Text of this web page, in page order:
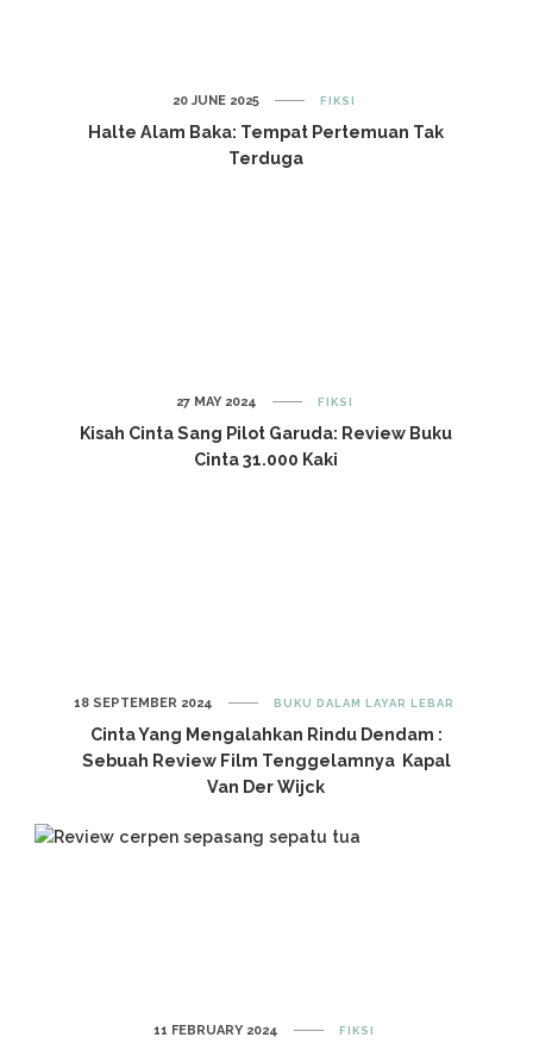
FIKSI
Halte Alam Baka: Tempat Pertemuan Tak
Terduga
20 JUNE 2025
FIKSI
Kisah Cinta Sang Pilot Garuda: Review Buku
Cinta 31.000 Kaki
27 MAY 2024
BUKU DALAM LAYAR LEBAR
Cinta Yang Mengalahkan Rindu Dendam :
Sebuah Review Film Tenggelamnya Kapal
Van Der Wijck
18 SEPTEMBER 2024
FIKSI
11 FEBRUARY 2024